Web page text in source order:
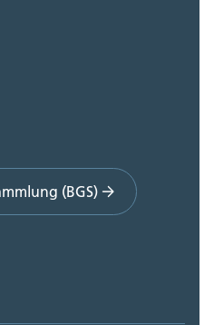
(BGS)